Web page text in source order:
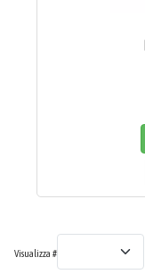
Visualizza #